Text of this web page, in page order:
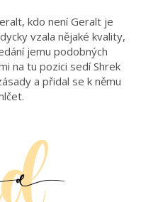
kdo není Geralt je
vzala nějaké kvality,
jemu podobných
na tu pozici sedí Shrek
a přidal se k němu